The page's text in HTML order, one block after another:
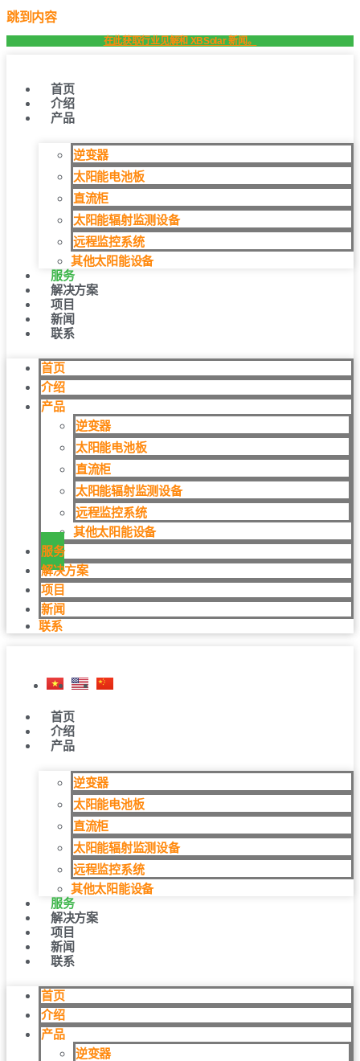
跳到内容
在此获取行业见解和 XBSolar 新闻。
首页
介绍
产品
逆变器
太阳能电池板
直流柜
太阳能辐射监测设备
远程监控系统
其他太阳能设备
服务
解决方案
项目
新闻
联系
首页
介绍
产品
逆变器
太阳能电池板
直流柜
太阳能辐射监测设备
远程监控系统
其他太阳能设备
服务
解决方案
项目
新闻
联系
首页
介绍
产品
逆变器
太阳能电池板
直流柜
太阳能辐射监测设备
远程监控系统
其他太阳能设备
服务
解决方案
项目
新闻
联系
首页
介绍
产品
逆变器